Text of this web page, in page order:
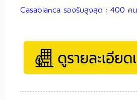
Casablanca รองรับสูงสุด : 400 คน